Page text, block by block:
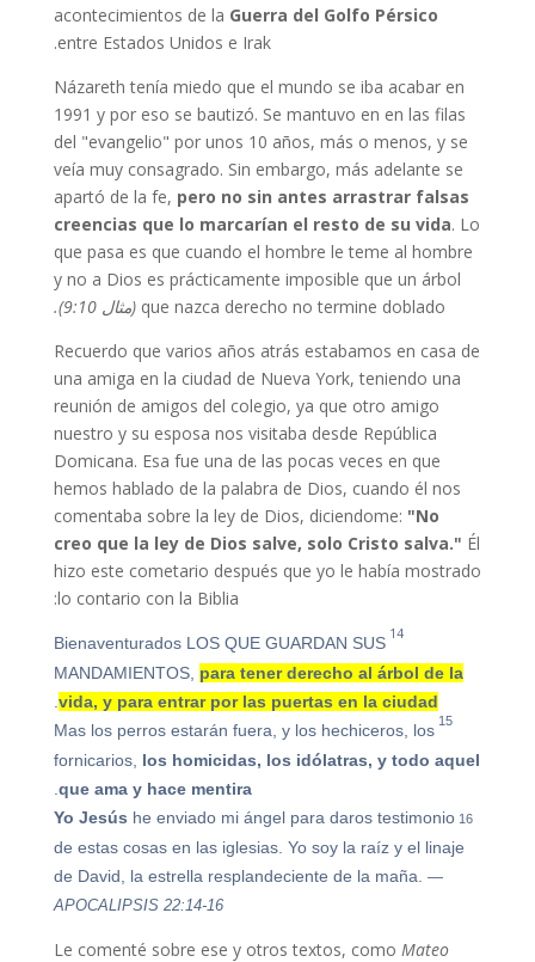
acontecimientos de la Guerra del Golfo Pérsico
entre Estados Unidos e Irak.
Názareth tenía miedo que el mundo se iba acabar en
1991 y por eso se bautizó. Se mantuvo en en las filas
del "evangelio" por unos 10 años, más o menos, y se
veía muy consagrado. Sin embargo, más adelante se
apartó de la fe, pero no sin antes arrastrar falsas
creencias que lo marcarían el resto de su vida. Lo
que pasa es que cuando el hombre le teme al hombre
y no a Dios es prácticamente imposible que un árbol
que nazca derecho no termine doblado (مثال 9:10).
Recuerdo que varios años atrás estabamos en casa de
una amiga en la ciudad de Nueva York, teniendo una
reunión de amigos del colegio, ya que otro amigo
nuestro y su esposa nos visitaba desde República
Domicana. Esa fue una de las pocas veces en que
hemos hablado de la palabra de Dios, cuando él nos
comentaba sobre la ley de Dios, diciendome: "No
creo que la ley de Dios salve, solo Cristo salva." Él
hizo este cometario después que yo le había mostrado
lo contario con la Biblia:
14
Bienaventurados LOS QUE GUARDAN SUS
MANDAMIENTOS, para tener derecho al árbol de la
vida, y para entrar por las puertas en la ciudad
15
Mas los perros estarán fuera, y los hechiceros, los
fornicarios, los homicidas, los idólatras, y todo aquel
que ama y hace mentira
Yo Jesús he enviado mi ángel para daros testimonio
de estas cosas en las iglesias. Yo soy la raíz y el linaje
de David, la estrella resplandeciente de la maña. —
APOCALIPSIS 22:14-16
Le comenté sobre ese y otros textos, como Mateo